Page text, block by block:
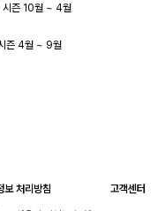
즌 10월 ~ 4월
즌 4월 ~ 9월
보 처리방침 고객센터